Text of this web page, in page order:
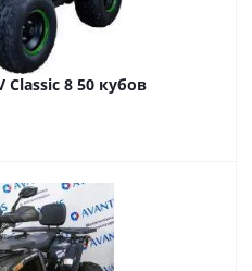
Classic 8 50 кубов